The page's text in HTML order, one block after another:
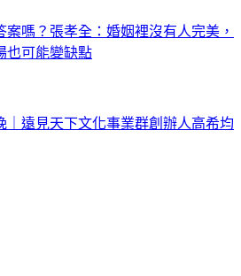
嗎？張孝全：婚姻裡沒有人完美，
也可能變缺點
｜遠見天下文化事業群創辦人高希均